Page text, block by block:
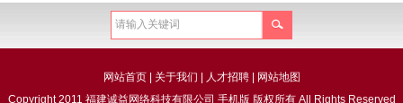
网站首页| 关于我们 人才招聘|
网站地图
Copyright 2011 福建诚益网络科技有限公司 手机版 版权所有 All Rights Reserved